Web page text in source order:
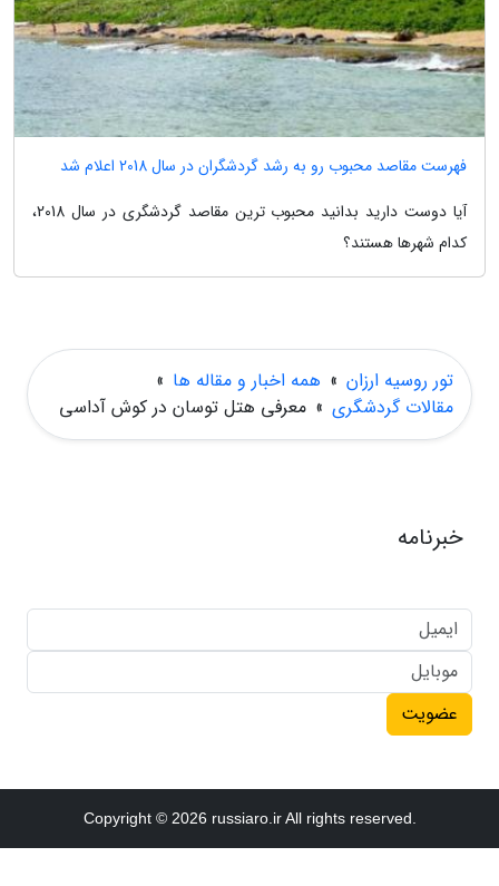
فهرست مقاصد محبوب رو به رشد گردشگران در سال 2018 اعلام شد
آیا دوست دارید بدانید محبوب ترین مقاصد گردشگری در سال 2018،
کدام شهرها هستند؟
تور روسیه ارزان » همه اخبار و مقاله ها »
مقالات گردشگری » معرفی هتل توسان در کوش آداسی
خبرنامه
عضویت
Copyright © 2026 russiaro.ir All rights reserved.